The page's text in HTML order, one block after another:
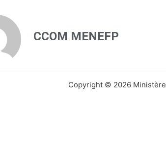
CCOM MENEFP
Copyright © 2026